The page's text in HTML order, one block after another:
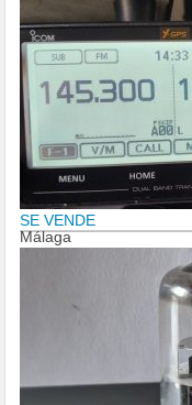
SE VENDE
Málaga